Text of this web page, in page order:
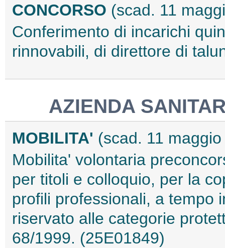
CONCORSO (scad. 11
Conferimento di incarichi
rinnovabili, di direttore di
AZIENDA
MOBILITA' (scad. 11
Mobilita' volontaria
per titoli e colloquio, per la
profili professionali, a tempo
riservato alle categorie
68/1999. (25E01849)